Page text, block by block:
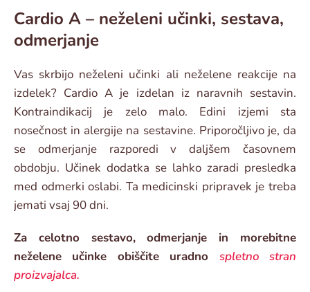
Cardio A – neželeni učinki, sestava,
odmerjanje
Vas skrbijo neželeni učinki ali neželene reakcije na
izdelek? Cardio A je izdelan iz naravnih sestavin.
Kontraindikacij je zelo malo. Edini izjemi sta
nosečnost in alergije na sestavine. Priporočljivo je, da
se odmerjanje razporedi v daljšem časovnem
obdobju. Učinek dodatka se lahko zaradi presledka
med odmerki oslabi. Ta medicinski pripravek je treba
jemati vsaj 90 dni.
Za celotno sestavo, odmerjanje in morebitne
neželene učinke obiščite uradno spletno stran
proizvajalca.